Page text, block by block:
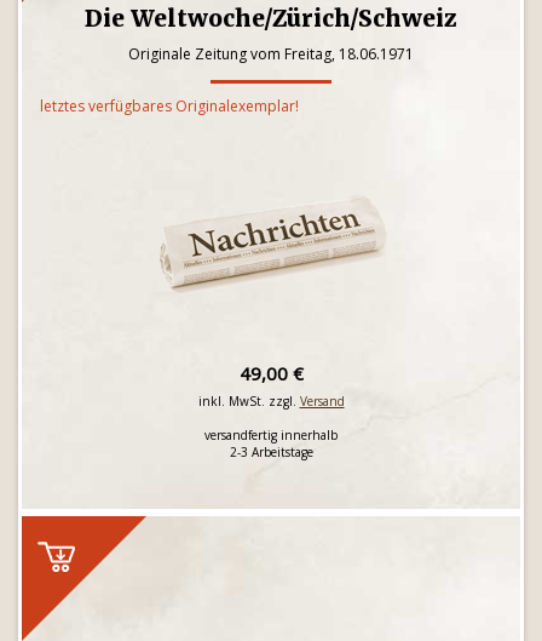
Die Weltwoche/Zürich/Schweiz
Originale Zeitung vom Freitag, 18.06.1971
letztes verfügbares Originalexemplar!
49,00 €
inkl. MwSt. zzgl. Versand
versandfertig innerhalb
2-3 Arbeitstage